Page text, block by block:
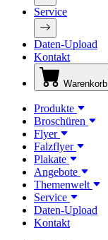
Service
Daten-Upload
Kontakt
Warenkorb
Produkte
Broschüren
Flyer
Falzflyer
Plakate
Angebote
Themenwelt
Service
Daten-Upload
Kontakt